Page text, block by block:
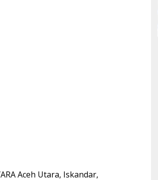
Aceh Utara, Iskandar,